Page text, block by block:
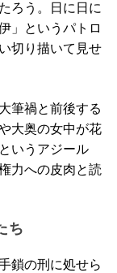
ろう。日に日に
」というパトロ
切り描いて見せ
筆禍と前後する
大奥の女中が花
いうアジール
力への皮肉と読
ち
鎖の刑に処せら